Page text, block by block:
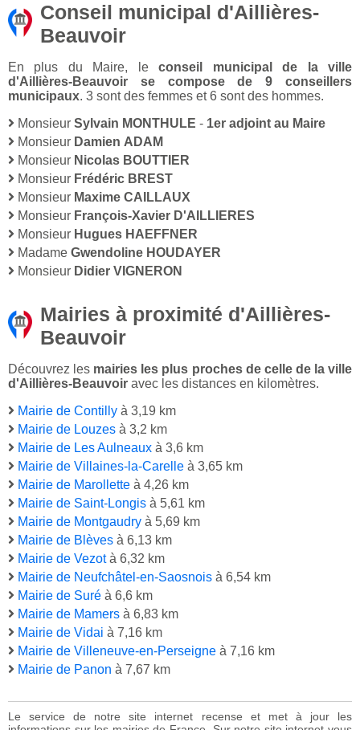
Conseil municipal d'Aillières-
Beauvoir
En plus du Maire, leconseil municipal de la ville
d'Aillières-Beauvoir se compose de 9 conseillers
municipaux. 3 sont des femmes et 6 sont des hommes.
Monsieur Sylvain MONTHULE - 1er adjoint au Maire
Monsieur Damien ADAM
Monsieur Nicolas BOUTTIER
Monsieur Frédéric BREST
Monsieur Maxime CAILLAUX
Monsieur François-Xavier D'AILLIERES
Monsieur Hugues HAEFFNER
Madame Gwendoline HOUDAYER
Monsieur Didier VIGNERON
Mairies à proximité d'Aillières-
Beauvoir
Découvrez les mairies les plus proches de celle de la ville
d'Aillières-Beauvoir avec les distances en kilomètres.
Mairie de Contilly à 3,19 km
Mairie de Louzes à 3,2 km
Mairie de Les Aulneaux à 3,6 km
Mairie de Villaines-la-Carelle à 3,65 km
Mairie de Marollette à 4,26 km
Mairie de Saint-Longis à 5,61 km
Mairie de Montgaudry à 5,69 km
Mairie de Blèves à 6,13 km
Mairie de Vezotà 6,32 km
Mairie de Neufchâtel-en-Saosnois à 6,54 km
Mairie de Suré à 6,6 km
Mairie de Mamers à 6,83 km
Mairie de Vidai à 7,16 km
Mairie de Villeneuve-en-Perseigne à 7,16 km
Mairie de Panon à 7,67 km
Le service de notre site internet recense et met à jour les